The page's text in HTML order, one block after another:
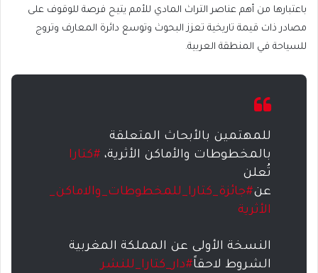
باعتبارها من أهم عناصر التراث المادي للأمم يتيح فرصة للوقوف على
مصادر ذات قيمة تاريخية تعزز البحوث وتوسع دائرة المعارف وتروج
للسياحة في المنطقة العربية.
للمهتمين بالأبحاث المتعلقة
بالمخطوطات والأماكن الأثرية، #كتارا
تُعلن
عن#جائزة_كتارا_للمخطوطات_والاماكن_
الأثرية
النسخة الأولى عن المملكة المغربية
الشروط لاحقاً#دار_كتارا_للنشر